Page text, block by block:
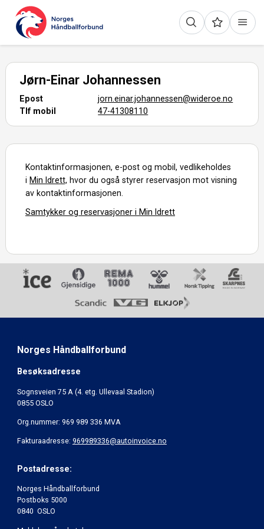
Jørn-Einar Johannessen
Epost
jorn.einar.johannessen@wideroe.no
Tlf mobil
47-41308110
Kontaktinformasjonen, e-post og mobil, vedlikeholdes
i Min Idrett, hvor du også styrer reservasjon mot visning
av kontaktinformasjonen.
Samtykker og reservasjoner i Min Idrett
Norges Håndballforbund
Besøksadresse
Sognsveien 75 A (4. etg. Ullevaal Stadion)
0855 OSLO
Org.nummer: 969 989 336 MVA
Fakturaadresse: 969989336@autoinvoice.no
Postadresse:
Norges Håndballforbund
Postboks 5000
0840 OSLO